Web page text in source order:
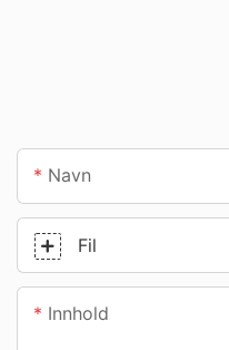
Navn
Fil
Innhold